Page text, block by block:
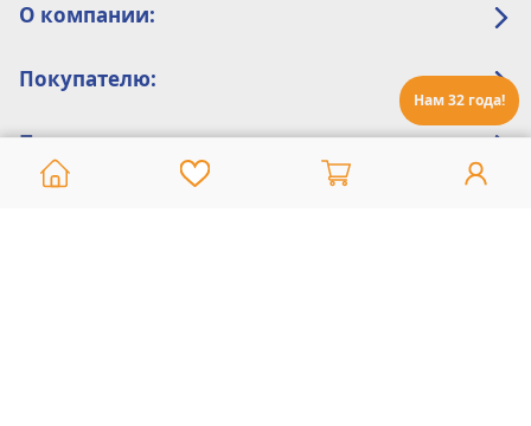
Нам 32 года!
О компании:
Покупателю:
Помощь: